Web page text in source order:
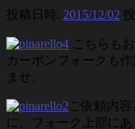
投稿日時: 2015/12/02
こちらも
カーボンフォークも
ませ。
ご依頼内
に、フォーク上部に